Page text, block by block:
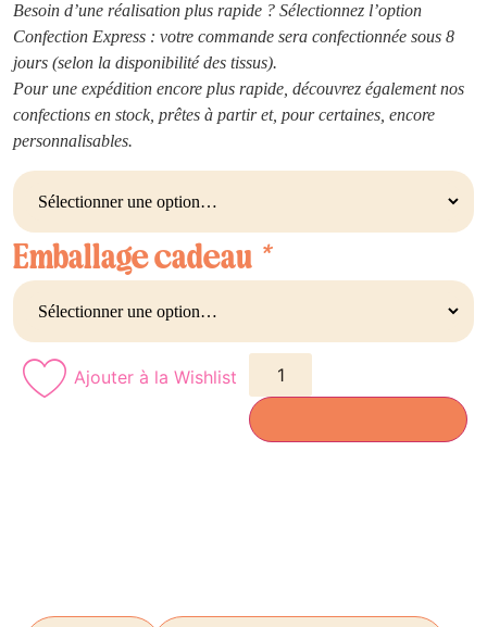
Besoin d’une réalisation plus rapide ? Sélectionnez l’option
Confection Express : votre commande sera confectionnée sous 8
jours (selon la disponibilité des tissus).
Pour une expédition encore plus rapide, découvrez également nos
confections en stock, prêtes à partir et, pour certaines, encore
personnalisables.
Emballage cadeau *
Ajouter à la Wishlist